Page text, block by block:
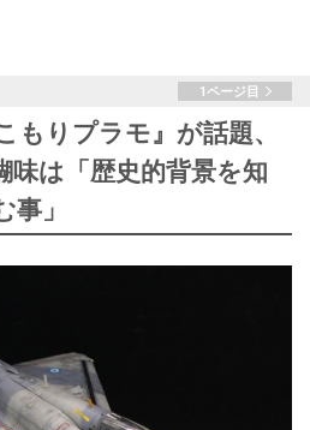
1ページ目
もりプラモ』が話題、
味は「歴史的背景を知
」